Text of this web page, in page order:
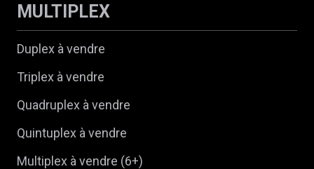
MULTIPLEX
Duplex à vendre
Triplex à vendre
Quadruplex à vendre
Quintuplex à vendre
Multiplex à vendre (6+)